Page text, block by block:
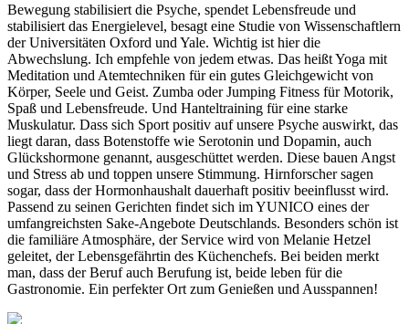
Bewegung stabilisiert die Psyche, spendet Lebensfreude und
stabilisiert das Energielevel, besagt eine Studie von Wissenschaftlern
der Universitäten Oxford und Yale. Wichtig ist hier die
Abwechslung. Ich empfehle von jedem etwas. Das heißt Yoga mit
Meditation und Atemtechniken für ein gutes Gleichgewicht von
Körper, Seele und Geist. Zumba oder Jumping Fitness für Motorik,
Spaß und Lebensfreude. Und Hanteltraining für eine starke
Muskulatur. Dass sich Sport positiv auf unsere Psyche auswirkt, das
liegt daran, dass Botenstoffe wie Serotonin und Dopamin, auch
Glückshormone genannt, ausgeschüttet werden. Diese bauen Angst
und Stress ab und toppen unsere Stimmung. Hirnforscher sagen
sogar, dass der Hormonhaushalt dauerhaft positiv beeinflusst wird.
Passend zu seinen Gerichten findet sich im YUNICO eines der
umfangreichsten Sake-Angebote Deutschlands. Besonders schön ist
die familiäre Atmosphäre, der Service wird von Melanie Hetzel
geleitet, der Lebensgefährtin des Küchenchefs. Bei beiden merkt
man, dass der Beruf auch Berufung ist, beide leben für die
Gastronomie. Ein perfekter Ort zum Genießen und Ausspannen!